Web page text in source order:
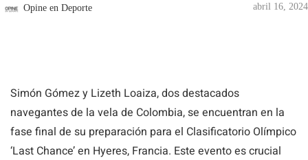
Opine en Deporte abril 16, 2024
Simón Gómez y Lizeth Loaiza, dos destacados
navegantes de la vela de Colombia, se encuentran en la
fase final de su preparación para el Clasificatorio Olímpico
‘Last Chance’ en Hyeres, Francia. Este evento es crucial